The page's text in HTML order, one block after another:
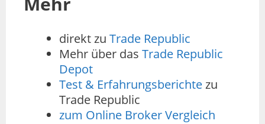
direkt zu Trade Republic
Mehr über das Trade Republic
Depot
Test & Erfahrungsberichtezu
Trade Republic
zum Online Broker Vergleich